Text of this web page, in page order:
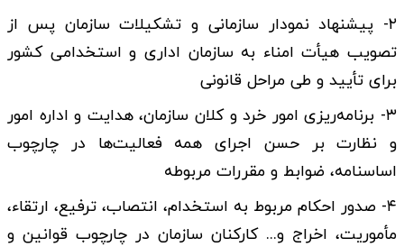
۲- پیشنهاد نمودار سازمانی و تشکیلات سازمان پس از
تصویب هیأت امناء به سازمان اداری و استخدامی کشور
برای تأیید و طی مراحل قانونی
۳- برنامه‌­ریزی امور خرد و کلان سازمان، هدایت و اداره امور
و نظارت بر حسن اجرای همه فعالیت­‌ها در چارچوب
اساسنامه، ضوابط و مقررات مربوطه
۴- صدور احکام مربوط به استخدام، انتصاب، ترفیع، ارتقاء،
مأموریت، اخراج و... کارکنان سازمان در چارچوب قوانین و